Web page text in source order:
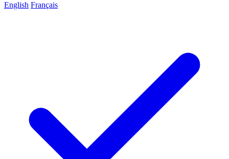
English Français